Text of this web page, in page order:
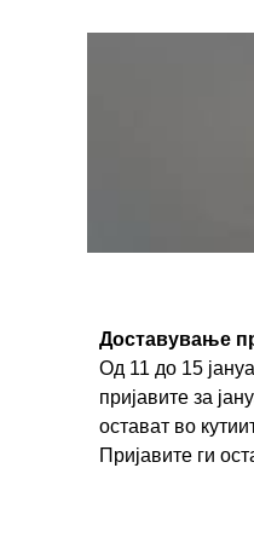
Доставување
Од 11 до 15
пријавите за
остават во
Пријавите ги